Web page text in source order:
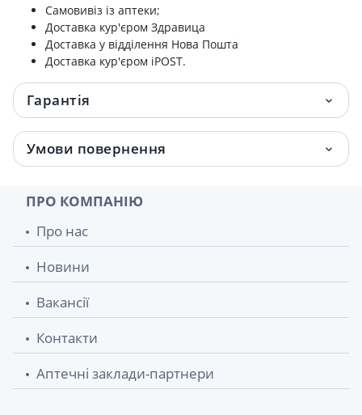
Самовивіз із аптеки;
Доставка кур'єром Здравица
Доставка у відділення Нова Пошта
Доставка кур'єром iPOST.
Гарантія
Умови повернення
ПРО КОМПАНІЮ
Про нас
Новини
Вакансії
Контакти
Аптечні заклади-партнери